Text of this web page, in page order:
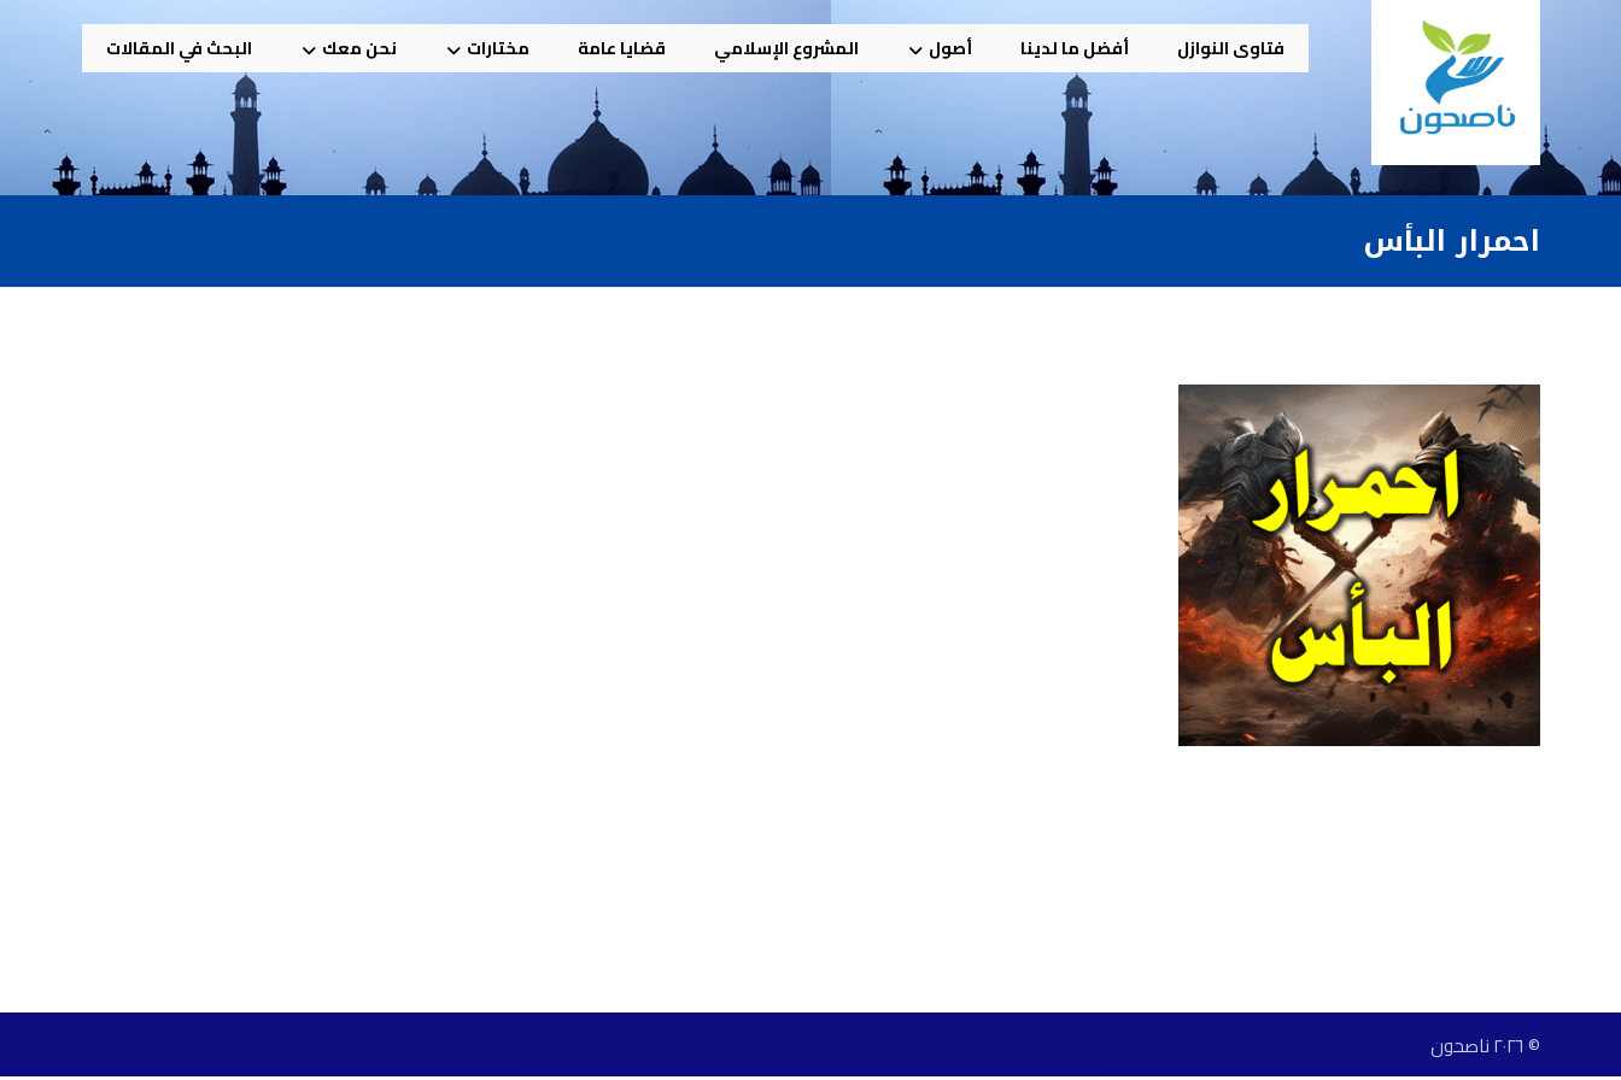
فتاوى النوازل أفضل ما لدينا أصول المشروع الإسلامي قضايا عامة مختارات نحن معك البحث في المقالات
احمرار البأس
© ٢٠٢٦ ناصحون